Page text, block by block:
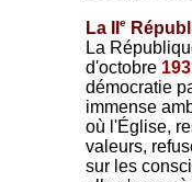
La II e
La
d'octobre
démocratie
immense
où l'Église,
valeurs,
sur les